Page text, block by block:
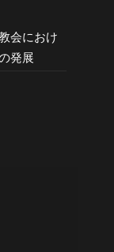
会におけ
発展